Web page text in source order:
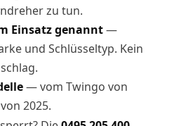
zu tun.
Einsatz genannt—
und Schlüsseltyp. Kein
— vom Twingo von
2025.